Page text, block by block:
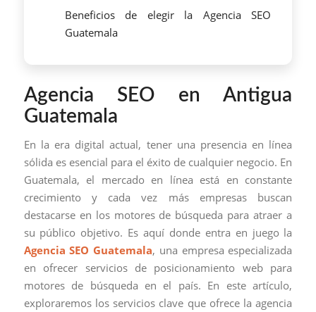
Beneficios de elegir la Agencia SEO
Guatemala
Agencia SEO en Antigua
Guatemala
En la era digital actual, tener una presencia en línea
sólida es esencial para el éxito de cualquier negocio. En
Guatemala, el mercado en línea está en constante
crecimiento y cada vez más empresas buscan
destacarse en los motores de búsqueda para atraer a
su público objetivo. Es aquí donde entra en juego la
Agencia SEO Guatemala, una empresa especializada
en ofrecer servicios de posicionamiento web para
motores de búsqueda en el país. En este artículo,
exploraremos los servicios clave que ofrece la agencia